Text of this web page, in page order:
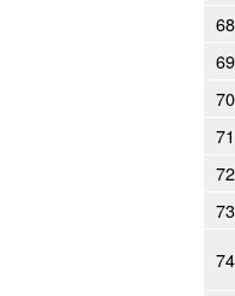
68
69
70
71
72
73
74